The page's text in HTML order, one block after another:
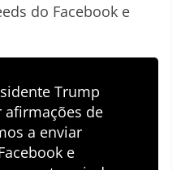
do Facebook e
Trump
afirmações de
a enviar
e